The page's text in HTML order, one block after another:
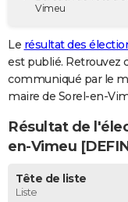
Destinations
City break
Voyage nature
Voyage de noces
Forum
GUIDES D'ACHAT
BONS PLANS
Carte de Noël
Carte Bonne année
Carte Saint-Valentin
Carte Pâques
Carte d'anniversaire
DICTIONNAIRE
Dictionnaire
Biographies
Citations
Expressions
Proverbes
PROGRAMME TV
Vimeu
Le résultat des
est publié. Retrouvez
communiqué par le
maire de Sorel-en-
Résultat de
en-Vimeu
Tête de liste
Liste